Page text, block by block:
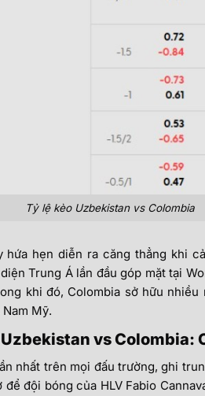
Tỷ lệ kèo Uzbekistan vs Colombia
hẹn diễn ra căng thẳng khi
Trung Á lần đầu góp mặt tại
khi đó, Colombia sở hữu
Mỹ.
Uzbekistan vs Colombia:
nhất trên mọi đấu trường, ghi
đội bóng của HLV Fabio